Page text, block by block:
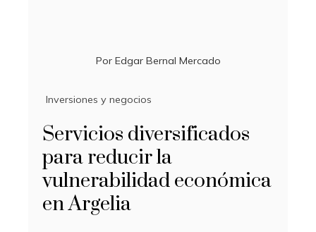
Por Edgar Bernal Mercado
Inversiones y negocios
Servicios diversificados
para reducir la
vulnerabilidad económica
en Argelia